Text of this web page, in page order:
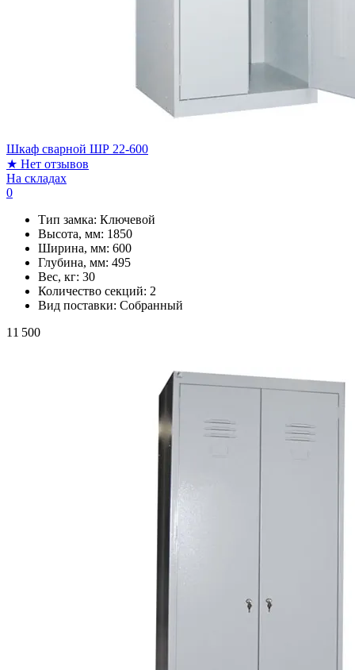
Шкаф сварной ШР 22-600
★ Нет отзывов
На складах
0
Тип замка: Ключевой
Высота, мм: 1850
Ширина, мм: 600
Глубина, мм: 495
Вес, кг: 30
Количество секций: 2
Вид поставки: Собранный
11 500